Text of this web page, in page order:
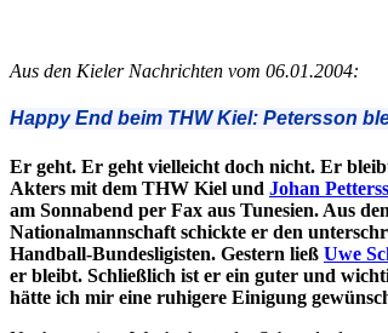
Aus den Kieler Nachrichten vom 06.01.2004:
Happy End beim THW Kiel: Petersson
Er geht. Er geht vielleicht doch nicht. Er
Akters mit dem THW Kiel und Johan
am Sonnabend per Fax aus Tunesien. Aus
Nationalmannschaft schickte er den
Handball-Bundesligisten. Gestern ließ Uwe
er bleibt. Schließlich ist er ein guter und
hätte ich mir eine ruhigere Einigung